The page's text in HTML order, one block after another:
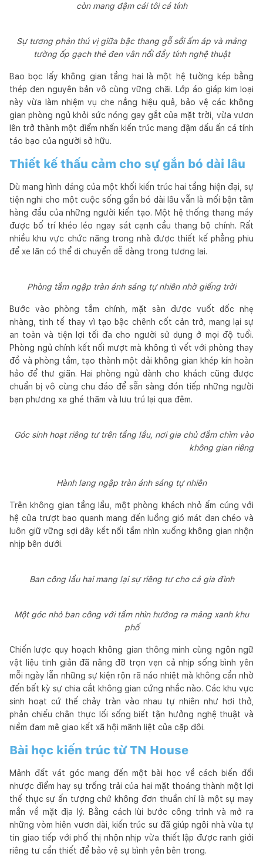
còn mang đậm cái tôi cá tính
Sự tương phản thú vị giữa bậc thang gỗ sồi ấm áp và mảng
tường ốp gạch thẻ đen vân nổi đầy tính nghệ thuật
Bao bọc lấy không gian tầng hai là một hệ tường kép bằng
thép đen nguyên bản vô cùng vững chãi. Lớp áo giáp kim loại
này vừa làm nhiệm vụ che nắng hiệu quả, bảo vệ các không
gian phòng ngủ khỏi sức nóng gay gắt của mặt trời, vừa vươn
lên trở thành một điểm nhấn kiến trúc mang đậm dấu ấn cá tính
táo bạo của người sở hữu.
Thiết kế thấu cảm cho sự gắn bó dài lâu
Dù mang hình dáng của một khối kiến trúc hai tầng hiện đại, sự
tiện nghi cho một cuộc sống gắn bó dài lâu vẫn là mối bận tâm
hàng đầu của những người kiến tạo. Một hệ thống thang máy
được bố trí khéo léo ngay sát cạnh cầu thang bộ chính. Rất
nhiều khu vực chức năng trong nhà được thiết kế phẳng phiu
để xe lăn có thể di chuyển dễ dàng trong tương lai.
Phòng tắm ngập tràn ánh sáng tự nhiên nhờ giếng trời
Bước vào phòng tắm chính, mặt sàn được vuốt dốc nhẹ
nhàng, tinh tế thay vì tạo bậc chênh cốt cản trở, mang lại sự
an toàn và tiện lợi tối đa cho người sử dụng ở mọi độ tuổi.
Phòng ngủ chính kết nối mượt mà không tì vết với phòng thay
đồ và phòng tắm, tạo thành một dải không gian khép kín hoàn
hảo để thư giãn. Hai phòng ngủ dành cho khách cũng được
chuẩn bị vô cùng chu đáo để sẵn sàng đón tiếp những người
bạn phương xa ghé thăm và lưu trú lại qua đêm.
Góc sinh hoạt riêng tư trên tầng lầu, nơi gia chủ đắm chìm vào
không gian riêng
Hành lang ngập tràn ánh sáng tự nhiên
Trên không gian tầng lầu, một phòng khách nhỏ ấm cúng với
hệ cửa trượt bao quanh mang đến luồng gió mát đan chéo và
luôn giữ vững sợi dây kết nối tầm nhìn xuống không gian nhộn
nhịp bên dưới.
Ban công lầu hai mang lại sự riêng tư cho cả gia đình
Một góc nhỏ ban công với tầm nhìn hướng ra mảng xanh khu
phố
Chiến lược quy hoạch không gian thông minh cùng ngôn ngữ
vật liệu tinh giản đã nâng đỡ trọn vẹn cả nhịp sống bình yên
mỗi ngày lẫn những sự kiện rộn rã náo nhiệt mà không cần nhờ
đến bất kỳ sự chia cắt không gian cứng nhắc nào. Các khu vực
sinh hoạt cứ thế chảy tràn vào nhau tự nhiên như hơi thở,
phản chiếu chân thực lối sống biết tận hưởng nghệ thuật và
niềm đam mê giao kết xã hội mãnh liệt của cặp đôi.
Bài học kiến trúc từ TN House
Mảnh đất vát góc mang đến một bài học về cách biến đổi
nhược điểm hay sự trống trải của hai mặt thoáng thành một lợi
thế thực sự ấn tượng chứ không đơn thuần chỉ là một sự may
mắn về mặt địa lý. Bằng cách lùi bước công trình và mở ra
những vòm hiên vươn dài, kiến trúc sư đã giúp ngôi nhà vừa tự
tin giao tiếp với phố thị nhộn nhịp vừa thiết lập được ranh giới
riêng tư cần thiết để bảo vệ sự bình yên bên trong.